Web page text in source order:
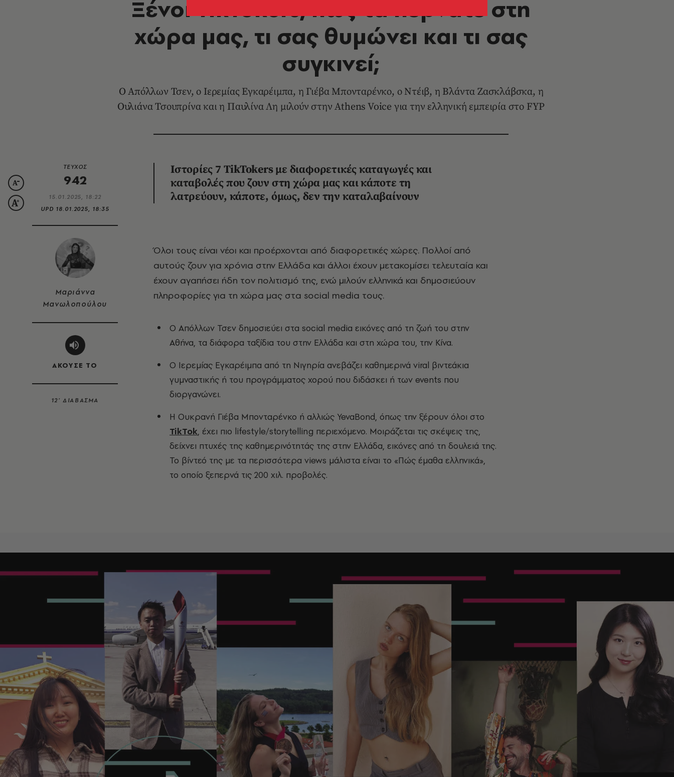
Ξένοι TikTokers, πώς τα περνάτε στη
χώρα μας, τι σας θυμώνει και τι σας
συγκινεί;
Ο Απόλλων Τσεν, ο Ιερεμίας Εγκαρέιμπα, η Γιέβα Μπονταρένκο, ο Ντέιβ, η Βλάντα Ζασκλάβσκα, η
Ουλιάνα Τσουπρίνα και η Παυλίνα Λη μιλούν στην Athens Voice για την ελληνική εμπειρία στο FYP
ΤΕΥΧΟΣ
942
15.01.2025, 18:22
UPD 18.01.2025, 18:35
Μαριάννα
Μανωλοπούλου
ΑΚΟΥΣΕ ΤΟ
12’ ΔΙΑΒΑΣΜΑ
Ιστορίες 7 TikTokers με διαφορετικές καταγωγές και
καταβολές που ζουν στη χώρα μας και κάποτε τη
λατρεύουν, κάποτε, όμως, δεν την καταλαβαίνουν
Όλοι τους είναι νέοι και προέρχονται από διαφορετικές χώρες. Πολλοί από
αυτούς ζουν για χρόνια στην Ελλάδα και άλλοι έχουν μετακομίσει τελευταία και
έχουν αγαπήσει ήδη τον πολιτισμό της, ενώ μιλούν ελληνικά και δημοσιεύουν
πληροφορίες για τη χώρα μας στα social media τους.
Ο Απόλλων Τσεν δημοσιεύει στα social media εικόνες από τη ζωή του στην
Αθήνα, τα διάφορα ταξίδια του στην Ελλάδα και στη χώρα του, την Κίνα.
Ο Ιερεμίας Εγκαρέιμπα από τη Νιγηρία ανεβάζει καθημερινά viral βιντεάκια
γυμναστικής ή του προγράμματος χορού που διδάσκει ή των events που
διοργανώνει.
Η Ουκρανή Γιέβα Μπονταρένκο ή αλλιώς YevaBond, όπως την ξέρουν όλοι στο
TikTok, έχει πιο lifestyle/storytelling περιεχόμενο. Μοιράζεται τις σκέψεις της,
δείχνει πτυχές της καθημερινότητάς της στην Ελλάδα, εικόνες από τη δουλειά της.
Το βίντεό της με τα περισσότερα views μάλιστα είναι το «Πώς έμαθα ελληνικά»,
το οποίο ξεπερνά τις 200 χιλ. προβολές.